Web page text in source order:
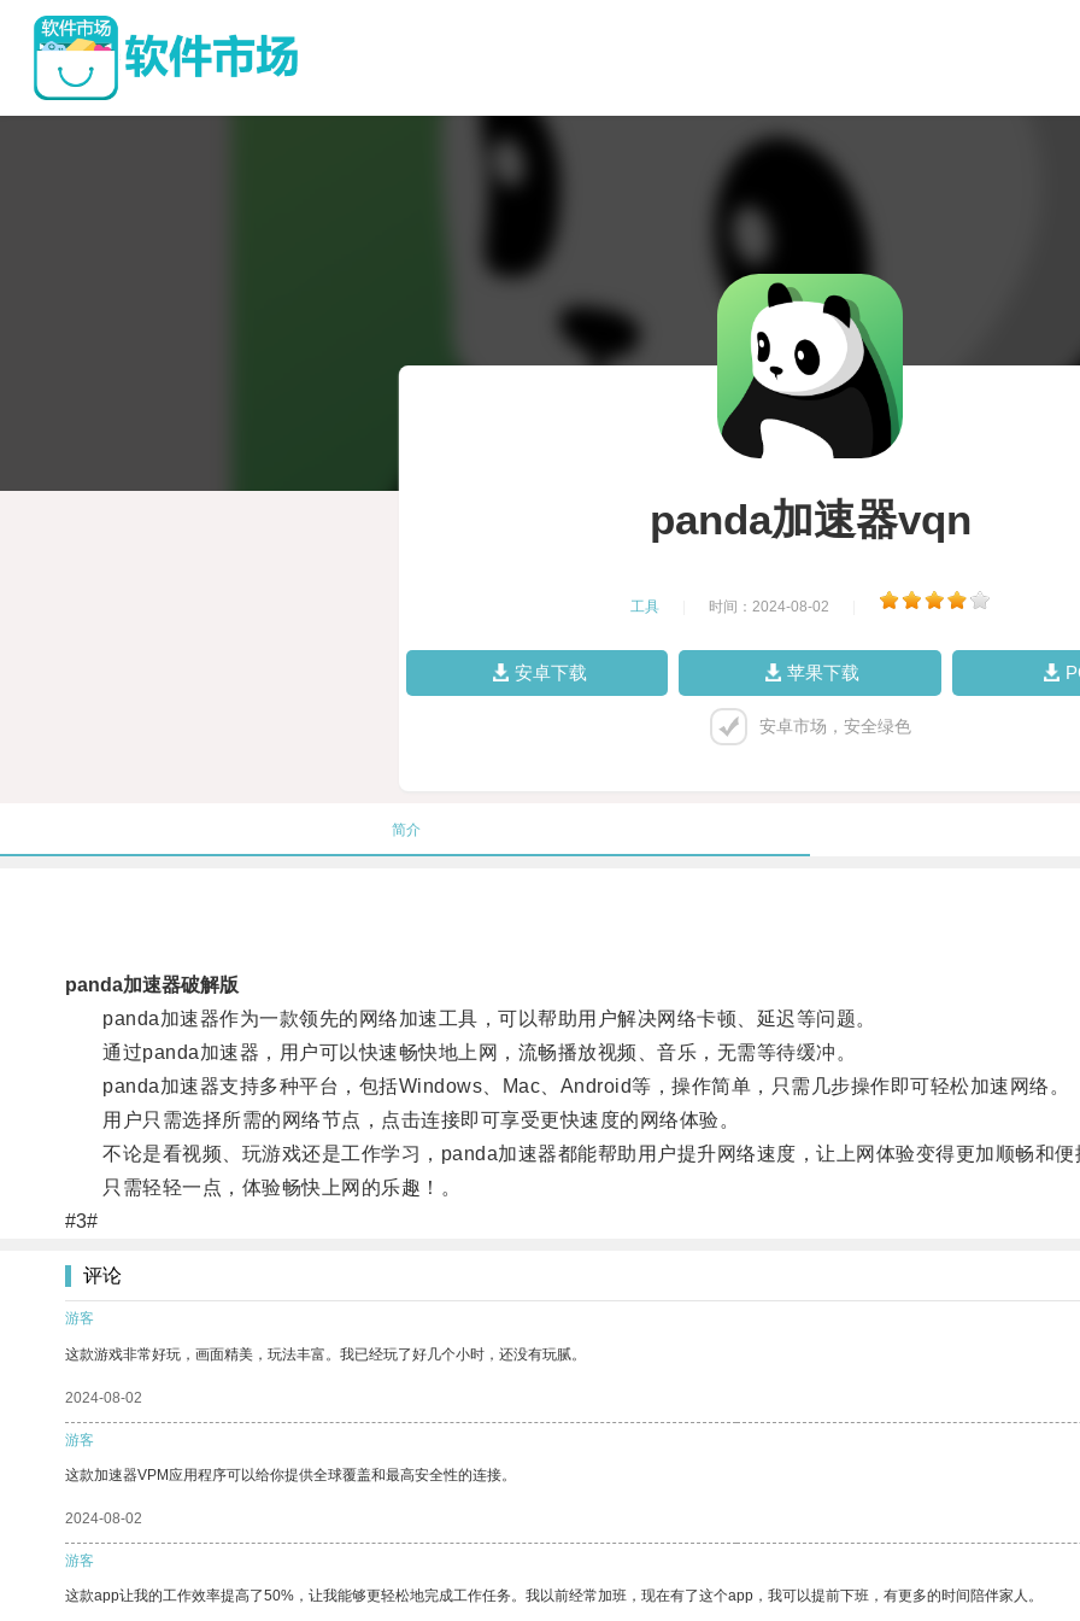
panda加速器vqn
工具 时间：2024-08-02
安卓下载 苹果下载
安卓市场，安全绿色
简介
panda加速器破解版
panda加速器作为一款领先的网络加速工具，可以帮助用户解决网络卡顿、延迟等问题。
通过panda加速器，用户可以快速畅快地上网，流畅播放视频、音乐，无需等待缓冲。
panda加速器支持多种平台，包括Windows、Mac、Android等，操作简单，只需几步操作即可轻松加速网络。
用户只需选择所需的网络节点，点击连接即可享受更快速度的网络体验。
不论是看视频、玩游戏还是工作学习，panda加速器都能帮助用户提升网络速度，让上网体验变得更加顺畅和便
只需轻轻一点，体验畅快上网的乐趣！。
#3#
评论
游客
这款游戏非常好玩，画面精美，玩法丰富。我已经玩了好几个小时，还没有玩腻。
2024-08-02
游客
这款加速器VPM应用程序可以给你提供全球覆盖和最高安全性的连接。
2024-08-02
游客
这款app让我的工作效率提高了50%，让我能够更轻松地完成工作任务。我以前经常加班，现在有了这个app，我可以提前下班，有更多的时间陪伴家人。